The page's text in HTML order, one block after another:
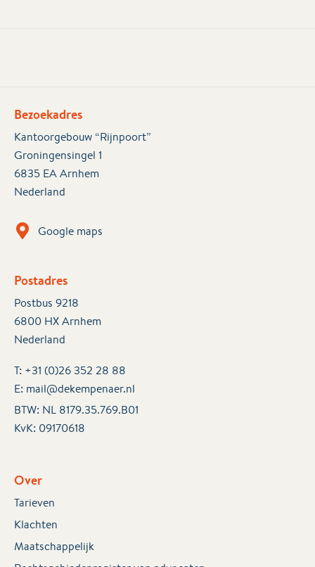
Bezoekadres
Kantoorgebouw “Rijnpoort”
Groningensingel 1
6835 EA Arnhem
Nederland
Google maps
Postadres
Postbus 9218
6800 HX Arnhem
Nederland
T: +31 (0)26 352 28 88
E: mail@dekempenaer.nl
BTW: NL 8179.35.769.B01
KvK: 09170618
Over
Tarieven
Klachten
Maatschappelijk